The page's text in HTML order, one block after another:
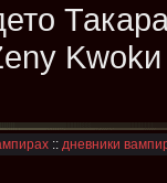
:: дневники